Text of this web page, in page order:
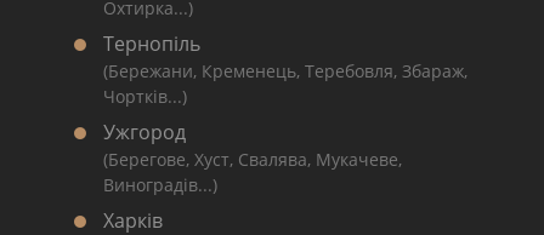
Охтирка...)
Тернопіль
(Бережани, Кременець, Теребовля, Збараж,
Чортків...)
Ужгород
(Берегове, Хуст, Свалява, Мукачеве,
Виноградів...)
Харків